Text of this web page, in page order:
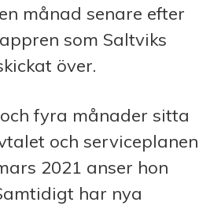
månad senare efter
som Saltviks
över.
fyra månader sitta
och serviceplanen
2021 anser hon
har nya